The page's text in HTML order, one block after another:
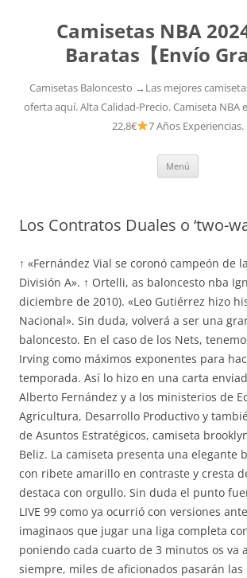
Camisetas NBA
Baratas【Envío
Camisetas Baloncesto →Las mejores
oferta aquí. Alta Calidad-Precio. Camiseta NBA
22,8€
7 Años Experiencias.
Menú
Los Contratos Duales o ‘two-
↑ «Fernández Vial se coronó campeón de
División A». ↑ Ortelli, as baloncesto nba
diciembre de 2010). «Leo Gutiérrez hizo
Nacional». Sin duda, volverá a ser una
baloncesto. En el caso de los Nets,
Irving como máximos exponentes para
temporada. Así lo hizo en una carta
Alberto Fernández y a los ministerios de
Agricultura, Desarrollo Productivo y
de Asuntos Estratégicos, camiseta
Beliz. La camiseta presenta una elegante
con ribete amarillo en contraste y cresta
destaca con orgullo. Sin duda el punto
LIVE 99 como ya ocurrió con versiones
imaginaos que jugar una liga completa
poniendo cada cuarto de 3 minutos os va
siempre, miles de aficionados pasarán las